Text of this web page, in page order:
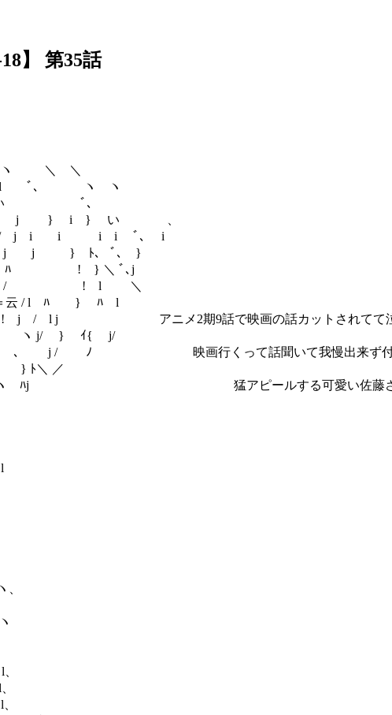
】 第35話
＼
ヽ
い ﾞ､
i } い 、
j i i i i ﾞ､ i
j } ﾄ、 ﾞ､ }
! } ＼ ﾞ､j
／/j / ! l ＼
/ l ﾊ } ﾊ l
9話で映画の話カットされてて泣いて
ヽ j/ } ｲ{ j/
聞いて我慢出来ず付いてきちゃ
} ﾄ＼ ／
する可愛い佐藤さんが見た
⌒'''" ィ"l ! l )/ ﾉ
::、 ィ''" l l !